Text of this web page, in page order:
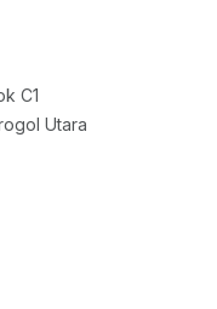
C1
Utara